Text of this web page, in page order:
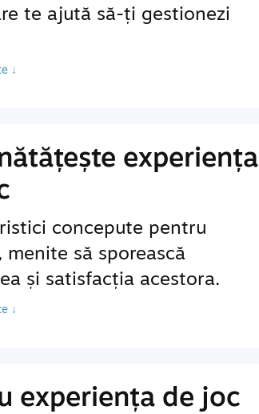
te ajută să-ți gestionezi
↓
experiența
concepute pentru
menite să sporească
și satisfacția acestora.
↓
experiența de joc